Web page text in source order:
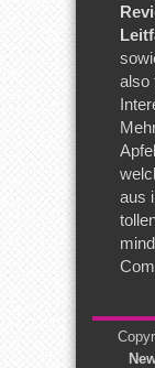
also
aus